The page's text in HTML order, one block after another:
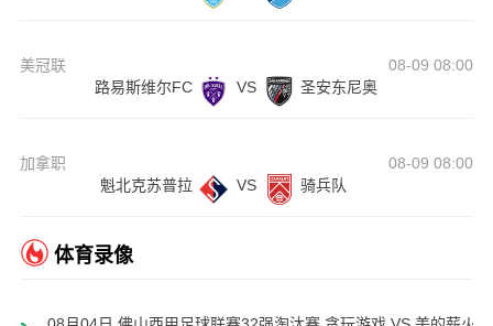
美冠联
08-09 08:00
路易斯维尔FC
VS 圣安东尼奥
加拿职
08-09 08:00
魁北克苏普拉
VS 骑兵队
体育录像